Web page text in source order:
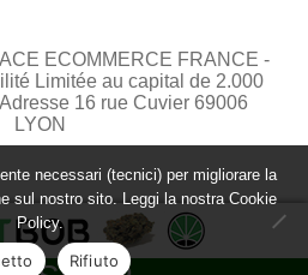
ECOMMERCE FRANCE -
Limitée au capital de 2.000
16 rue Cuvier 69006
LYON
necessari (tecnici) per migliorare la
sul nostro sito. Leggi la nostra Cookie
Policy.
Rifiuto